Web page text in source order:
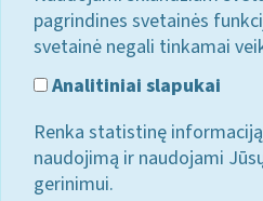
pagrindines svetainės
svetainė negali tinkamai
Analitiniai slapukai
Renka statistinę
naudojimą ir naudojami
gerinimui.